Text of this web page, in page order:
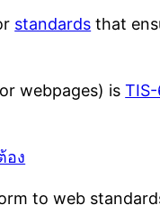
standards that
webpages) is
อง
to web